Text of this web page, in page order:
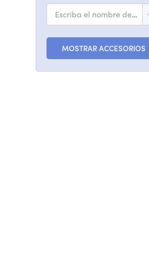
Escriba el nombre del modelo
MOSTRAR ACCESORIOS